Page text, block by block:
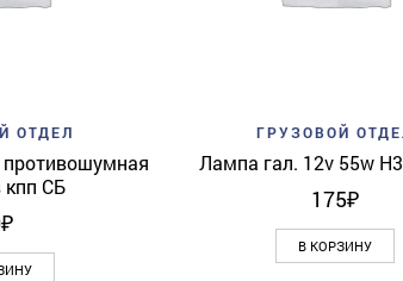
Quick View
ОТДЕЛ
кпп СБ
₽
Add to wishlist
ГРУЗОВОЙ
Лампа гал. 12v 55w H3
175₽
В КОРЗИНУ